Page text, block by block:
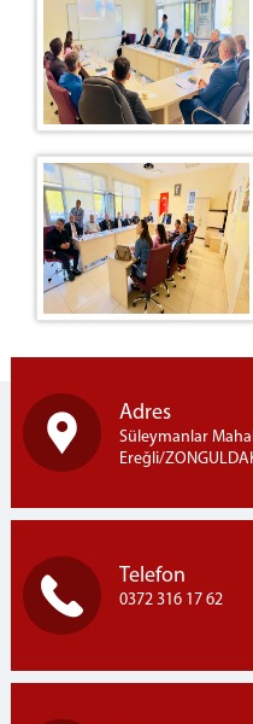
Adres
Süleymanlar
Ereğli/
Telefon
0372 316 17 62